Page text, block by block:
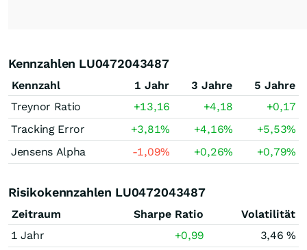
Kennzahlen LU0472043487
Kennzahl 1 Jahr 3 Jahre
5 Jahre
Treynor Ratio
+13,16 +4,18
+0,17
Tracking Error
+3,81% +4,16% +5,53%
Jensens Alpha
-1,09% +0,26% +0,79%
Risikokennzahlen LU0472043487
Zeitraum Sharpe Ratio
Volatilität
1 Jahr
+0,99
3,46 %